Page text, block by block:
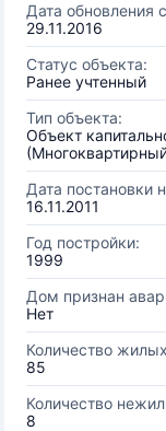
Дата обновления
29.11.2016
Статус объекта:
Ранее учтенный
Тип объекта:
Объект
Дата постановки
16.11.2011
Год постройки:
1999
Дом признан
Нет
Количество
85
Количество
8